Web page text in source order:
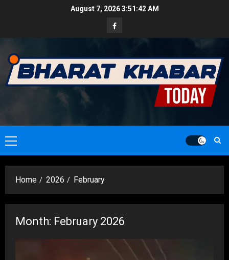
August 7, 20263:51:43 AM
Facebook
Primary
Menu
Home 2026 February
Month: February 2026